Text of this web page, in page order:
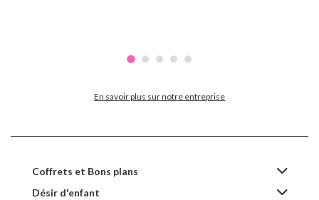
En savoir plus sur notre entreprise
Coffrets et Bons plans
Désir d'enfant